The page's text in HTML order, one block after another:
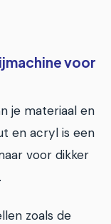
voor
je materiaal en
en acryl is een
voor dikker
zoals de